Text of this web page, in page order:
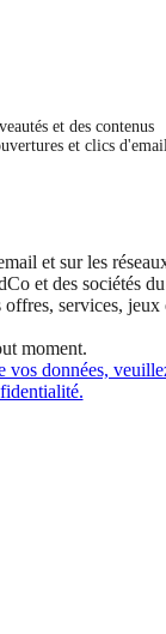
et des contenus
et clics
et sur les
et des sociétés du
offres, services, jeux
moment.
vos données,